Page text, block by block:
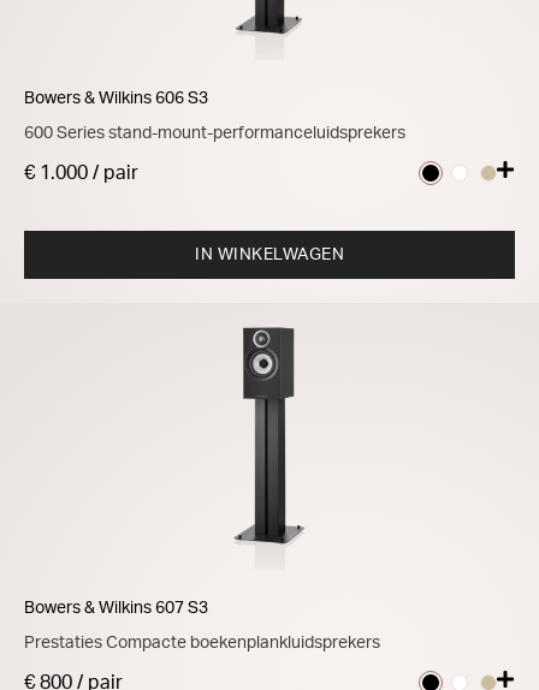
Bowers & Wilkins 606 S3
600 Series stand-mount-performanceluidsprekers
€ 1.000 / pair
IN WINKELWAGEN
Bowers & Wilkins 607 S3
Prestaties Compacte boekenplankluidsprekers
€ 800 / pair